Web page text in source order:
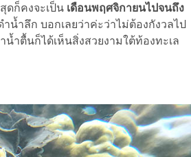
ก็คงจะเป็น เดือนพฤศจิกายนไปจนถึง
น้ำลึก บอกเลยว่าค่ะว่าไม่ต้องกังวลไป
ำตื้นก็ได้เห็นสิ่งสวยงามใต้ท้องทะเล